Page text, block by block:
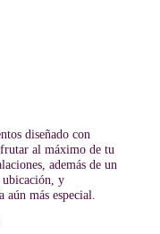
diseñado con
al máximo de tu
además de un
ubicación, y
más especial.